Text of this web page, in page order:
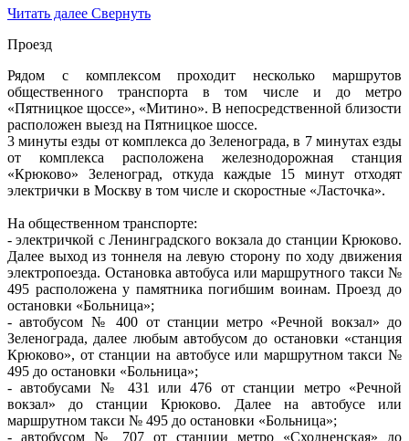
Читать далее Свернуть
Проезд
Рядом с комплексом проходит несколько маршрутов
общественного транспорта в том числе и до метро
«Пятницкое щоссе», «Митино». В непосредственной близости
расположен выезд на Пятницкое шоссе.
3 минуты езды от комплекса до Зеленограда, в 7 минутах езды
от комплекса расположена железнодорожная станция
«Крюково» Зеленоград, откуда каждые 15 минут отходят
электрички в Москву в том числе и скоростные «Ласточка».
На общественном транспорте:
- электричкой с Ленинградского вокзала до станции Крюково.
Далее выход из тоннеля на левую сторону по ходу движения
электропоезда. Остановка автобуса или маршрутного такси №
495 расположена у памятника погибшим воинам. Проезд до
остановки «Больница»;
- автобусом № 400 от станции метро «Речной вокзал» до
Зеленограда, далее любым автобусом до остановки «станция
Крюково», от станции на автобусе или маршрутном такси №
495 до остановки «Больница»;
- автобусами № 431 или 476 от станции метро «Речной
вокзал» до станции Крюково. Далее на автобусе или
маршрутном такси № 495 до остановки «Больница»;
- автобусом № 707 от станции метро «Сходненская» до